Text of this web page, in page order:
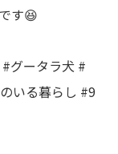
す😆
グータラ犬 #
いる暮らし #9